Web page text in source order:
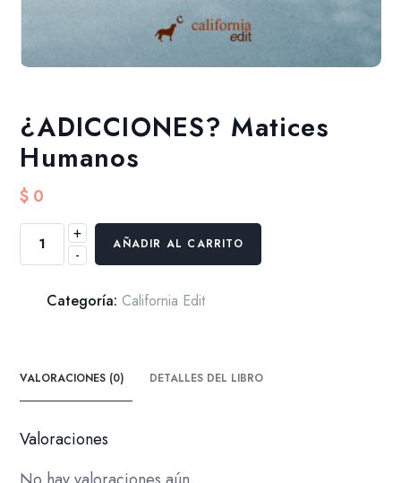
¿ADICCIONES? Matices
Humanos
$ 0
-
¿ADICCIONES?
cantidad
+
AÑADIR AL CARRITO
Categoría: California Edit
VALORACIONES (0) DETALLES DEL LIBRO
Valoraciones